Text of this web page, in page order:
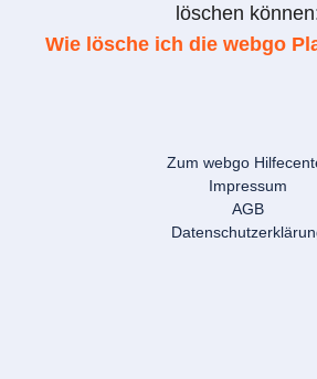
löschen
Wie lösche ich die webgo
Zum webgo
Impressum
AGB